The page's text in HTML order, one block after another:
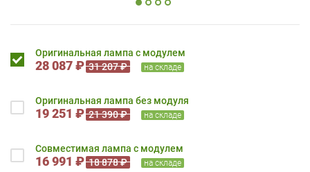
Оригинальная лампа с модулем
28 087 ₽ 31 207 ₽ на складе
Оригинальная лампа без модуля
19 251 ₽ 21 390 ₽ на складе
Совместимая лампа с модулем
16 991 ₽ 18 878 ₽ на складе